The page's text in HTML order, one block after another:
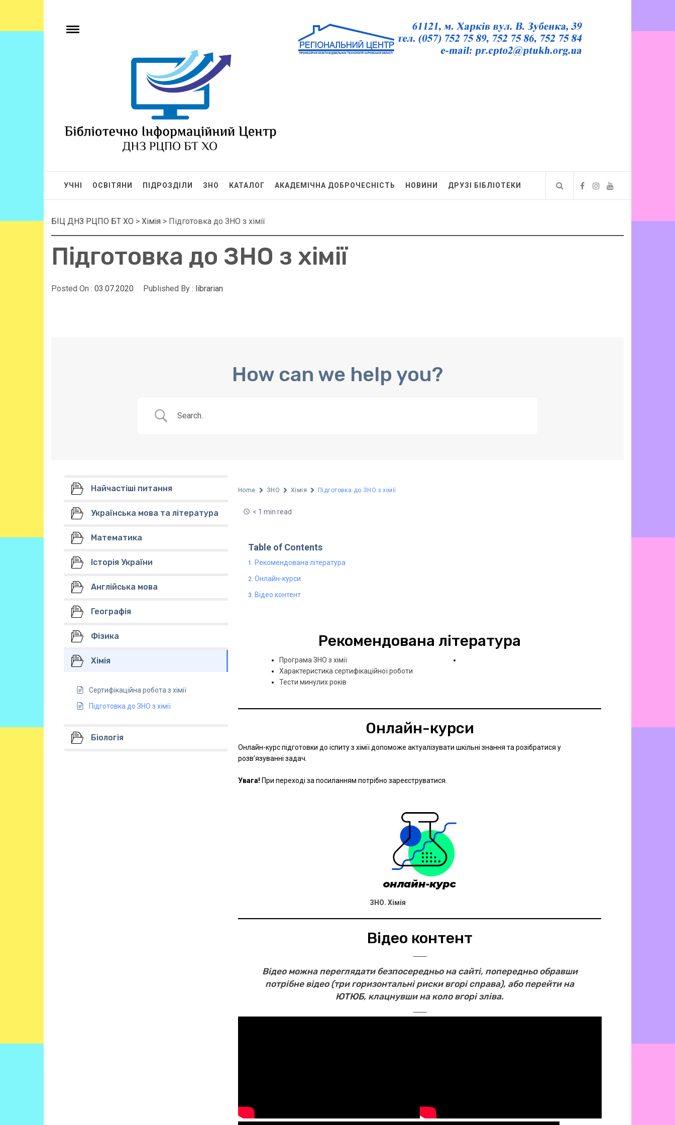
БІЦ ДНЗ РЦПО БТ ХО
УЧНІ ОСВІТЯНИ ПІДРОЗДІЛИ ЗНО КАТАЛОГ АКАДЕМІЧНА ДОБРОЧЕСНІСТЬ НОВИНИ ДРУЗІ БІБЛІОТЕКИ
БІЦ ДНЗ РЦПО БТ ХО > Хімія > Підготовка до ЗНО з хімії
Підготовка до ЗНО з хімії
Posted On : 03.07.2020 Published By : librarian
How can we help you?
Найчастіші питання
Українська мова та література
Математика
Історія України
Англійська мова
Географія
Фізика
Хімія
Сертифікаційна робота з хімії
Підготовка до ЗНО з хімії
Біологія
Home ЗНО Хімія Підготовка до ЗНО з хімії
< 1 min read
Table of Contents
Рекомендована література
Онлайн-курси
Відео контент
Рекомендована література
Програма ЗНО з хімії
Характеристика сертифікаційної роботи
Тести минулих років
Онлайн-курси
Онлайн-курс підготовки до іспиту з хімії допоможе актуалізувати шкільні знання та розібратися у
розв’язуванні задач.
Увага! При переході за посиланням потрібно зареєструватися.
ЗНО. Хімія
Відео контент
Відео можна переглядати безпосередньо на сайті, попередньо обравши
потрібне відео (три горизонтальні риски вгорі справа), або перейти на
ЮТЮБ, клацнувши на коло вгорі зліва.